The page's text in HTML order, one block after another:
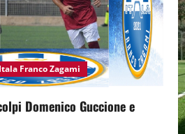
Franco Zagami
Domenico Guccione e